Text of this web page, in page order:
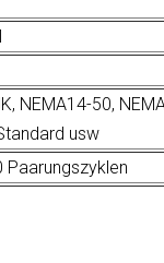
NEMA14-50,
usw